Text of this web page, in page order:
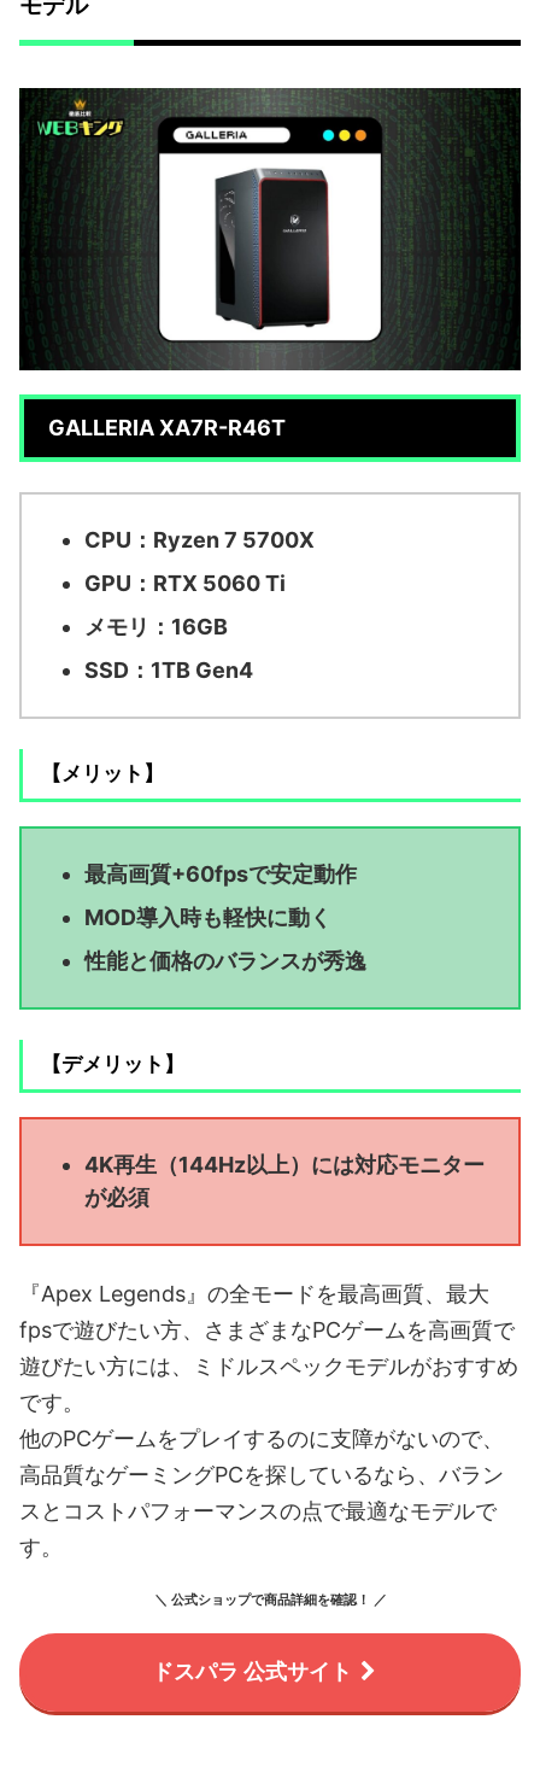
GALLERIA XA7R-R46T
CPU：Ryzen 7 5700X
GPU：RTX 5060 Ti
メモリ：16GB
SSD：1TB Gen4
【メリット】
最高画質+60fpsで安定動作
MOD導入時も軽快に動く
性能と価格のバランスが秀逸
【デメリット】
4K再生（144Hz以上）には対応モニター
が必須
『Apex Legends』の全モードを最高画質、最大
fpsで遊びたい方、さまざまなPCゲームを高画質で
遊びたい方には、ミドルスペックモデルがおすすめ
です。
他のPCゲームをプレイするのに支障がないので、
高品質なゲーミングPCを探しているなら、バラン
スとコストパフォーマンスの点で最適なモデルで
す。
＼ 公式ショップで商品詳細を確認！ ／
ドスパラ 公式サイト